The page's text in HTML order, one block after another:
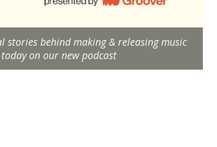
stories behind making & releasing music
today on our new podcast